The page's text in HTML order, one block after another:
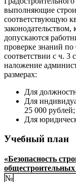
выполняющие
соответствующую
допускаются
проверке знаний
соответствии с ч.
наложение
размерах:
Для
Для
25 000 рублей;
Для
Учебный план
«Безопасность
общестроительных
№